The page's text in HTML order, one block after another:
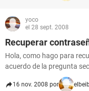
yoco
el 28 sept. 2008
Recuperar
Hola, como hago para
acuerdo de la pregunta
16 nov. 2008 por